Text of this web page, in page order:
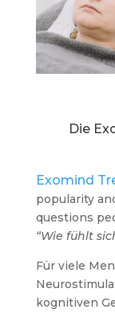
Die
Exomind
popularity
questions
“Wie fühlt
Für viele
kognitiven